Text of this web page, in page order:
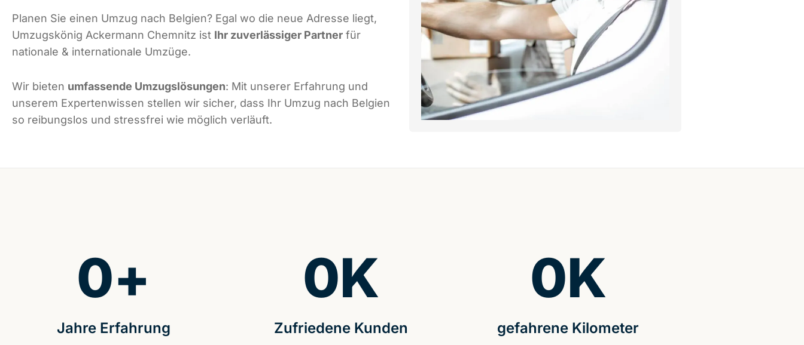
Planen Sie einen Umzug nach Belgien? Egal wo die neue Adresse liegt,
Umzugskönig Ackermann Chemnitz ist Ihr zuverlässiger Partner für
nationale & internationale Umzüge.
Wir bieten umfassende Umzugslösungen: Mit unserer Erfahrung und
unserem Expertenwissen stellen wir sicher, dass Ihr Umzug nach Belgien
so reibungslos und stressfrei wie möglich verläuft.
Jahre Erfahrung
0+
Zufriedene Kunden
0K
gefahrene Kilometer
0K